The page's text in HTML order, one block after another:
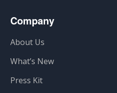
Company
About Us
What’s New
Press Kit